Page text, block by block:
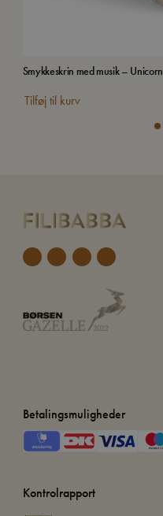
Smykkeskrin med musik – Unicorn
Tilføj til kurv
Betalingsmuligheder
Kontrolrapport